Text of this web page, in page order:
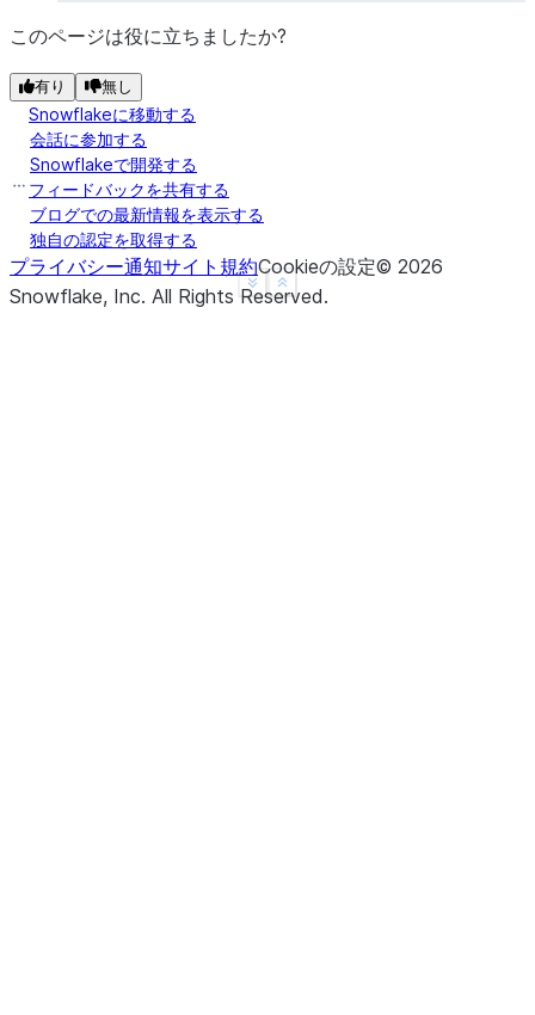
Show less
See more
このページは役に立ちましたか?
有り 無し
Snowflakeに移動する
会話に参加する
Snowflakeで開発する
フィードバックを共有する
ブログでの最新情報を表示する
独自の認定を取得する
プライバシー通知サイト規約Cookieの設定© 2026
Snowflake, Inc. All Rights Reserved.